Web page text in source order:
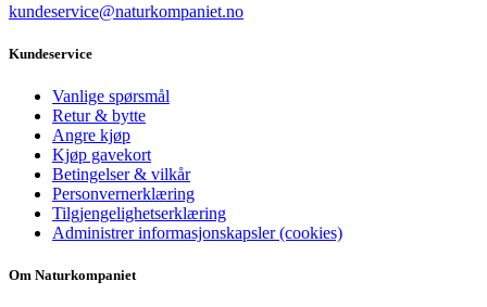
kundeservice@naturkompaniet.no
Kundeservice
Vanlige spørsmål
Retur & bytte
Angre kjøp
Kjøp gavekort
Betingelser & vilkår
Personvernerklæring
Tilgjengelighetserklæring
Administrer informasjonskapsler (cookies)
Om Naturkompaniet